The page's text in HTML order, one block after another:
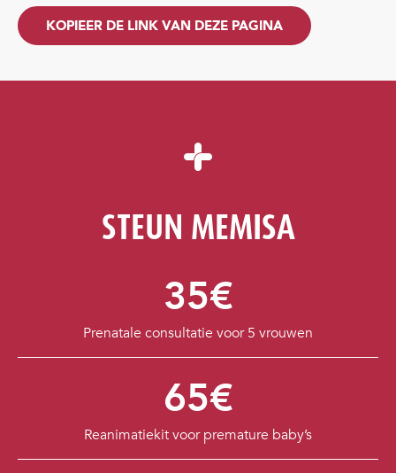
KOPIEER DE LINK VAN DEZE PAGINA
STEUN MEMISA
35€
Prenatale consultatie voor 5 vrouwen
65€
Reanimatiekit voor premature baby’s